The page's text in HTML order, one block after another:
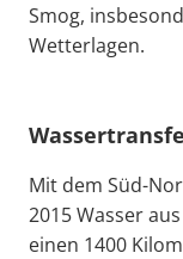
Smog,
Wetterlagen.
Mit dem Süd-
2015 Wasser
einen 1400